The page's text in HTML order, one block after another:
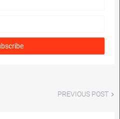
PREVIOUS POST